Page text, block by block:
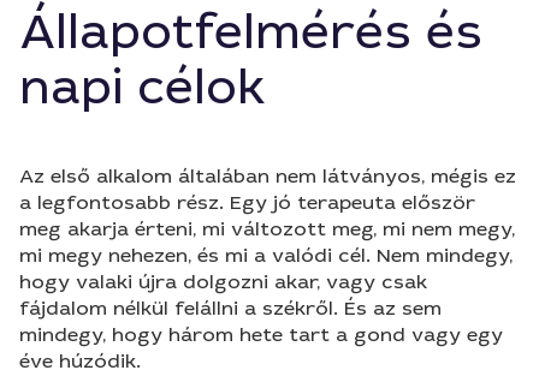
Állapotfelmérés és
napi célok
Az első alkalom általában nem látványos, mégis ez
a legfontosabb rész. Egy jó terapeuta először
meg akarja érteni, mi változott meg, mi nem megy,
mi megy nehezen, és mi a valódi cél. Nem mindegy,
hogy valaki újra dolgozni akar, vagy csak
fájdalom nélkül felállni a székről. És az sem
mindegy, hogy három hete tart a gond vagy egy
éve húzódik.